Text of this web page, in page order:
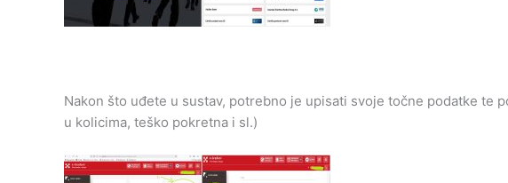
Nakon što uđete u sustav, potrebno je upisati svoje točne podatke te
u kolicima, teško pokretna i sl.)